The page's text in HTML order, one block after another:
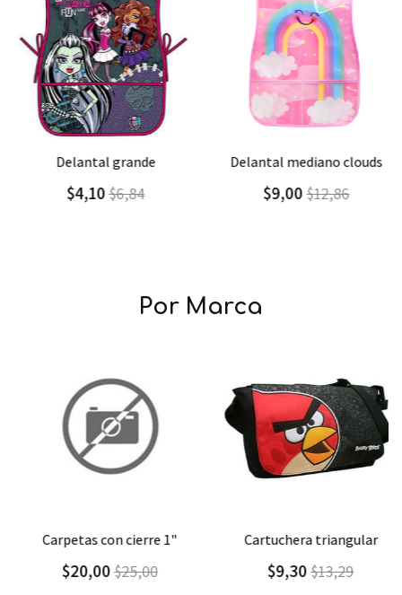
Agregar Detalle
delantal grande
$4,10$6,84
Agregar Detalle
delantal mediano clouds
$9,00$12,86
Por Marca
Agregar Detalle
carpetas con cierre 1"
$20,00$25,00
Agregar Detalle
cartuchera triangular
$9,30$13,29